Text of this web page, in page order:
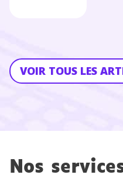
VOIR TOUS LES
Nos